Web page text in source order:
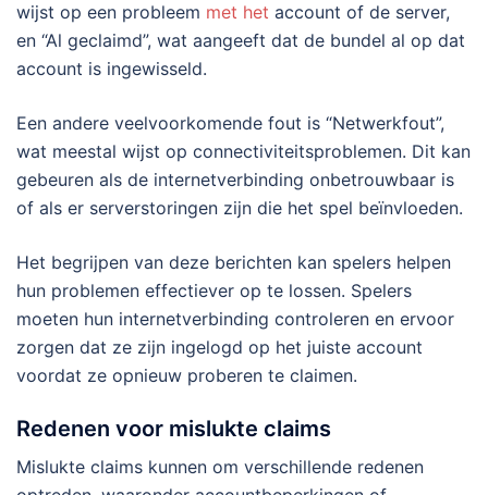
wijst op een probleem met het account of de server,
en “Al geclaimd”, wat aangeeft dat de bundel al op dat
account is ingewisseld.
Een andere veelvoorkomende fout is “Netwerkfout”,
wat meestal wijst op connectiviteitsproblemen. Dit kan
gebeuren als de internetverbinding onbetrouwbaar is
of als er serverstoringen zijn die het spel beïnvloeden.
Het begrijpen van deze berichten kan spelers helpen
hun problemen effectiever op te lossen. Spelers
moeten hun internetverbinding controleren en ervoor
zorgen dat ze zijn ingelogd op het juiste account
voordat ze opnieuw proberen te claimen.
Redenen voor mislukte claims
Mislukte claims kunnen om verschillende redenen